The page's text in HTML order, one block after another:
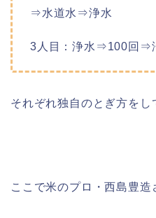
⇒水道水⇒浄水
3人目：浄水⇒100回⇒
それぞれ独自のとぎ方をし
ここで米のプロ・西島豊造